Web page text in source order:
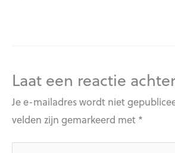
Laat een reactie achter
Je e-mailadres wordt niet
velden zijn gemarkeerd met *